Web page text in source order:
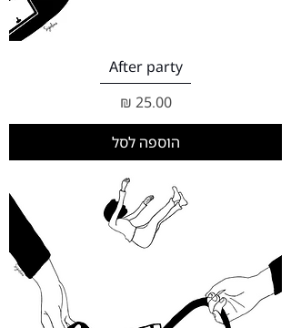
After party
מחיר‏25.00 ‏₪
הוספה לסל